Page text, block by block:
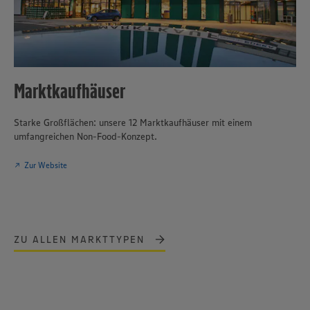
Marktkaufhäuser
Starke Großflächen: unsere 12 Marktkaufhäuser mit einem
umfangreichen Non-Food-Konzept.
Zur Website
ZU ALLEN MARKTTYPEN